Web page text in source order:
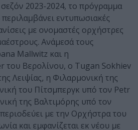
σεζόν 2023-2024, το πρόγραμμα
εντυπωσιακές
με ονομαστές ορχήστρες
Ανάμεσά τους
Mallwitz και η
του Βερολίνου, ο Tugan Sokhiev
Λειψίας, η Φιλαρμονική της
του Πίτσμπεργκ υπό τον Petr
της Βαλτιμόρης υπό τον
με την Ορχήστρα του
και εμφανίζεται εκ νέου με